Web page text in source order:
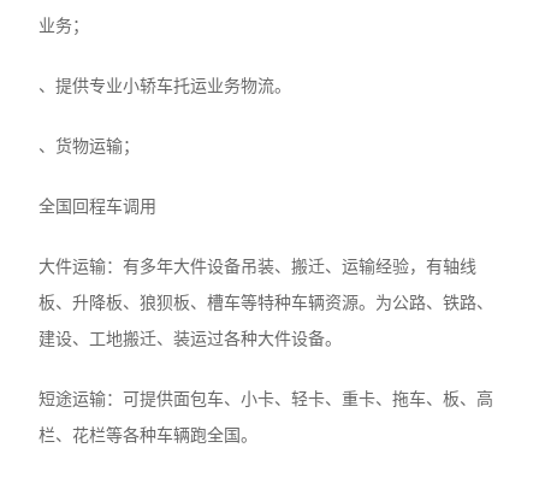
业务；
、提供专业小轿车托运业务物流。
、货物运输；
全国回程车调用
大件运输：有多年大件设备吊装、搬迁、运输经验，有轴线
板、升降板、狼狈板、槽车等特种车辆资源。为公路、铁路、
建设、工地搬迁、装运过各种大件设备。
短途运输：可提供面包车、小卡、轻卡、重卡、拖车、板、高
栏、花栏等各种车辆跑全国。